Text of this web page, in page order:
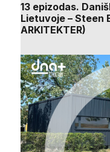
13 epizodas.
Lietuvoje – Steen
ARKITEKTER)